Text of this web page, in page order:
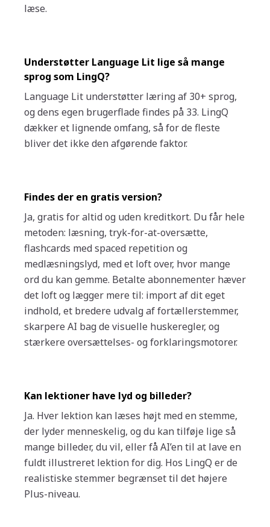
læse.
Understøtter Language Lit lige så mange
sprog som LingQ?
Language Lit understøtter læring af 30+ sprog,
og dens egen brugerflade findes på 33. LingQ
dækker et lignende omfang, så for de fleste
bliver det ikke den afgørende faktor.
Findes der en gratis version?
Ja, gratis for altid og uden kreditkort. Du får hele
metoden: læsning, tryk-for-at-oversætte,
flashcards med spaced repetition og
medlæsningslyd, med et loft over, hvor mange
ord du kan gemme. Betalte abonnementer hæver
det loft og lægger mere til: import af dit eget
indhold, et bredere udvalg af fortællerstemmer,
skarpere AI bag de visuelle huskeregler, og
stærkere oversættelses- og forklaringsmotorer.
Kan lektioner have lyd og billeder?
Ja. Hver lektion kan læses højt med en stemme,
der lyder menneskelig, og du kan tilføje lige så
mange billeder, du vil, eller få AI’en til at lave en
fuldt illustreret lektion for dig. Hos LingQ er de
realistiske stemmer begrænset til det højere
Plus-niveau.